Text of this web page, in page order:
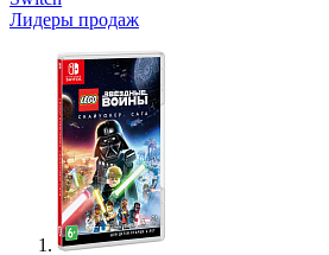
Лидеры продаж